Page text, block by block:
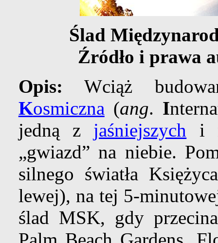
Ślad
Źródło i prawa
Opis: Wciąż
Kosmiczna (ang. I
jedną z jaśniejszych i
„gwiazd” na niebie.
silnego światła
lewej), na tej 5-
ślad MSK, gdy